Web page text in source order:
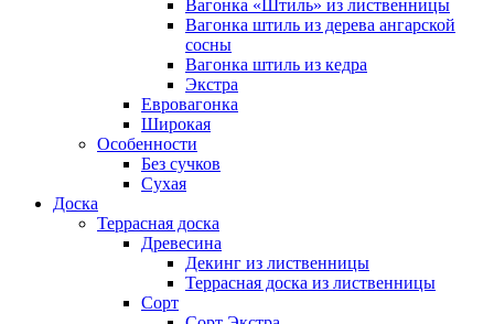
Вагонка «Штиль» из лиственницы
Вагонка штиль из дерева ангарской
сосны
Вагонка штиль из кедра
Экстра
Евровагонка
Широкая
Особенности
Без сучков
Сухая
Доска
Террасная доска
Древесина
Декинг из лиственницы
Террасная доска из лиственницы
Сорт